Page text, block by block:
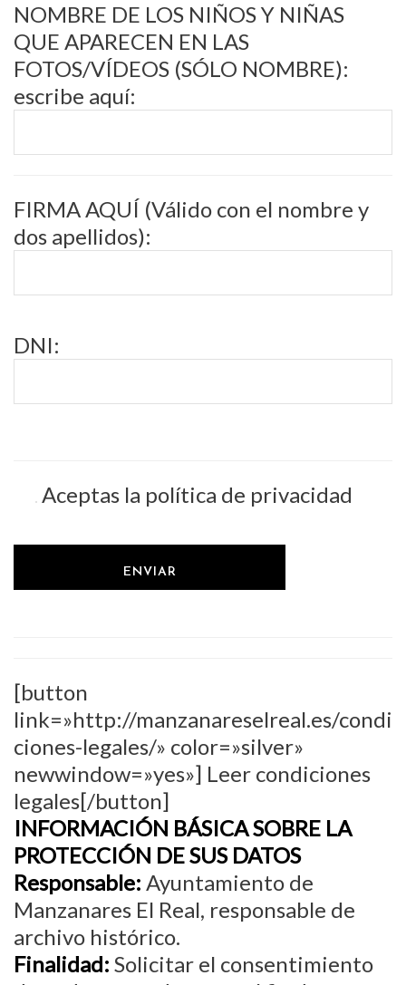
NOMBRE DE LOS NIÑOS Y NIÑAS
QUE APARECEN EN LAS
FOTOS/VÍDEOS (SÓLO NOMBRE):
escribe aquí:
FIRMA AQUÍ (Válido con el nombre y
dos apellidos):
DNI:
Aceptas la política de privacidad
[button
link=»http://manzanareselreal.es/condi
ciones-legales/» color=»silver»
newwindow=»yes»] Leer condiciones
legales[/button]
INFORMACIÓN BÁSICA SOBRE LA
PROTECCIÓN DE SUS DATOS
Responsable: Ayuntamiento de
Manzanares El Real, responsable de
archivo histórico.
Finalidad: Solicitar el consentimiento